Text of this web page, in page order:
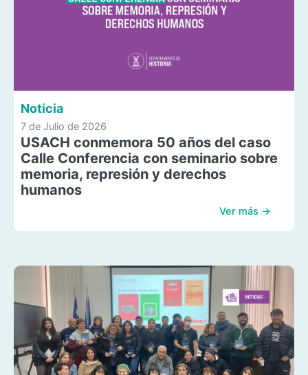
Noticia
7 de Julio de 2026
USACH conmemora 50 años del caso
Calle Conferencia con seminario sobre
memoria, represión y derechos
humanos
Ver más →